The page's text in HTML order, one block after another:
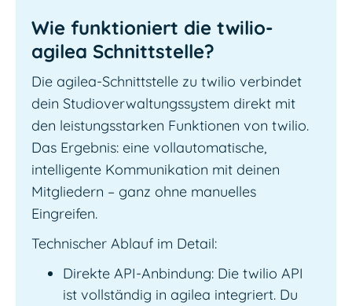
Wie funktioniert die twilio-
agilea Schnittstelle?
Die agilea-Schnittstelle zu twilio verbindet
dein Studioverwaltungssystem direkt mit
den leistungsstarken Funktionen von twilio.
Das Ergebnis: eine vollautomatische,
intelligente Kommunikation mit deinen
Mitgliedern – ganz ohne manuelles
Eingreifen.
Technischer Ablauf im Detail:
Direkte API-Anbindung: Die twilio API
ist vollständig in agilea integriert. Du